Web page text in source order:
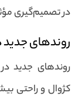
در تصمیم‌گیری
روندهای
روندهای جدید
کژوال و راحتی